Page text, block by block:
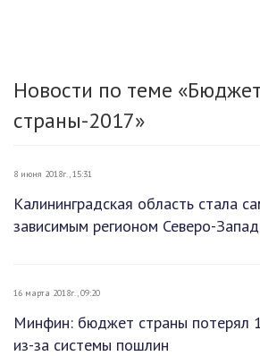
Новости по теме «Бюджет
страны-2017»
8 июня 2018г., 15:31
Калининградская область стала
зависимым регионом Северо-
16 марта 2018г., 09:20
Минфин: бюджет страны потерял
из-за системы пошлин